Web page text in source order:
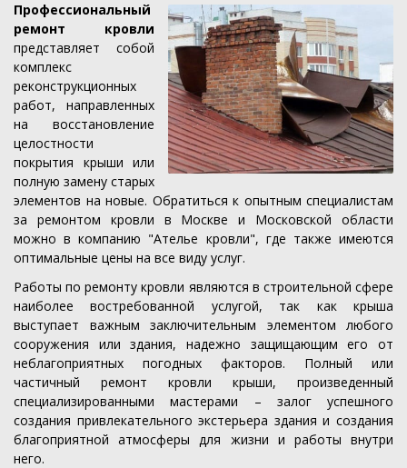
Профессиональный
ремонт кровли
представляет собой
комплекс
реконструкционных
работ, направленных
на восстановление
целостности
покрытия крыши или
полную замену старых
элементов на новые. Обратиться к опытным специалистам
за ремонтом кровли в Москве и Московской области
можно в компанию "Ателье кровли", где также имеются
оптимальные цены на все виду услуг.
Работы по ремонту кровли являются в строительной сфере
наиболее востребованной услугой, так как крыша
выступает важным заключительным элементом любого
сооружения или здания, надежно защищающим его от
неблагоприятных погодных факторов. Полный или
частичный ремонт кровли крыши, произведенный
специализированными мастерами – залог успешного
создания привлекательного экстерьера здания и создания
благоприятной атмосферы для жизни и работы внутри
него.